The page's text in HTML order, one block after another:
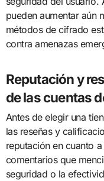
pueden aumentar aún
métodos de cifrado
contra amenazas
Reputación y
de las cuentas
Antes de elegir una
las reseñas y
reputación en cuanto
comentarios que
seguridad o la